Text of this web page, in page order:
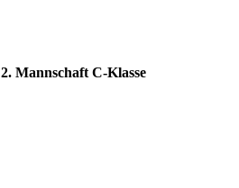
2. Mannschaft C-Klasse